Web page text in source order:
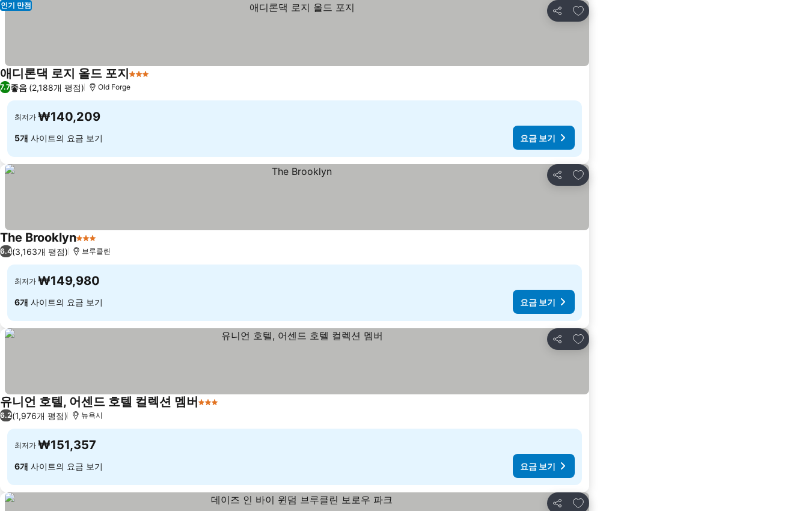
공유
즐겨찾기에 추가
인기 만점
애디론댁 로지 올드 포지3 성급
7.7좋음 (2,188개 평점) Old Forge
최저가 ₩140,209
5개 사이트의 요금 보기 요금 보기
공유
즐겨찾기에 추가
The Brooklyn3 성급
6.4(3,163개 평점) 브루클린
최저가 ₩149,980
6개 사이트의 요금 보기 요금 보기
공유
즐겨찾기에 추가
유니언 호텔, 어센드 호텔 컬렉션 멤버3 성급
6.2(1,976개 평점) 뉴욕시
최저가 ₩151,357
6개 사이트의 요금 보기 요금 보기
공유
즐겨찾기에 추가